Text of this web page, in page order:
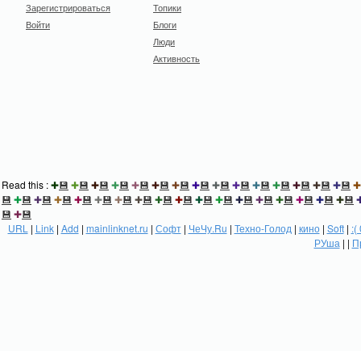
Зарегистрироваться
Войти
Топики
Блоги
Люди
Активность
Read this :✚💾 ✚💾 ✚💾 ✚💾 ✚💾 ✚💾 ✚💾 ✚💾 ✚💾 ✚💾 ✚💾 ✚💾 ✚💾 ✚💾 ✚💾 ✚
💾 ✚💾 ✚💾 ✚💾 ✚💾 ✚💾 ✚💾 ✚💾 ✚💾 ✚💾 ✚💾 ✚💾 ✚💾 ✚💾 ✚💾 ✚💾 ✚💾 ✚💾
💾 ✚💾
URL | Link| Add | mainlinknet.ru | Софт| ЧеЧу.Ru | Техно-Голод | кино| Soft| :(
РУша | |